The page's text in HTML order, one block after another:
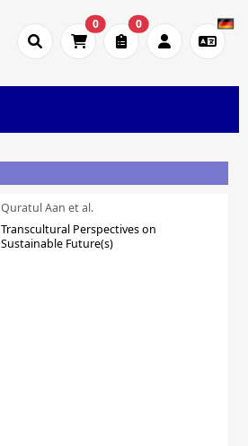
0 0
Quratul Aan et al.
Transcultural Perspectives on
Sustainable Future(s)